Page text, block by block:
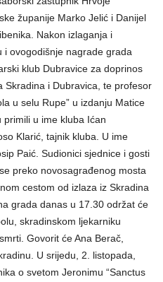
županije Marko Jelić i Danijel
Nakon izlaganja i
i ovogodišnje nagrade grada
klub Dubravice za doprinos
Skradina i Dubravica, te profesor
u selu Rupe” u izdanju Matice
u ime kluba Ićan
Klarić, tajnik kluba. U ime
Paić. Sudionici sjednice i gosti
preko novosagrađenog mosta
cestom od izlaza iz Skradina
grada danas u 17.30 održat će
skradinskom ljekarniku
Govorit će Ana Berač,
U srijedu, 2. listopada,
o svetom Jeronimu “Sanctus